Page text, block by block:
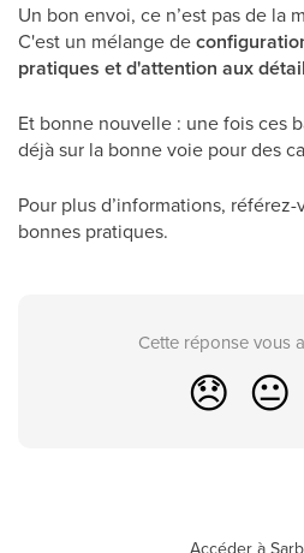
Un bon envoi, ce n’est pas de la
C'est un mélange de
pratiques et d'attention aux
Et bonne nouvelle : une fois ces
déjà sur la bonne voie pour des
Pour plus d’informations,
bonnes pratiques.
Cette réponse vous
😞 😐
Accéder à